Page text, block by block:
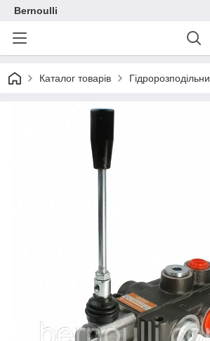
Bernoulli
Каталог товарів